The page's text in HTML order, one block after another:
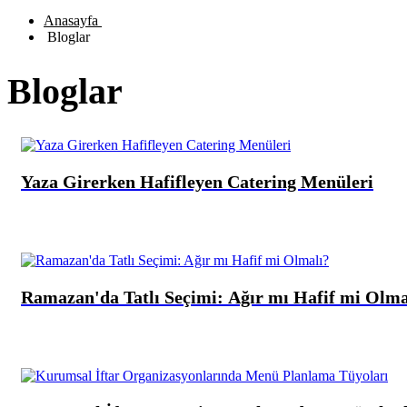
Anasayfa
Bloglar
Bloglar
Yaza Girerken Hafifleyen Catering Menüleri
Ramazan'da Tatlı Seçimi: Ağır mı Hafif mi